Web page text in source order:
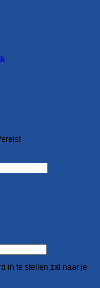
in te stellen zal naar je